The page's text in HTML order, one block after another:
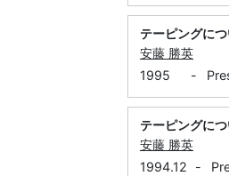
テーピングに
安藤 勝英
1995
-
テーピングに
安藤 勝英
1994.12
-